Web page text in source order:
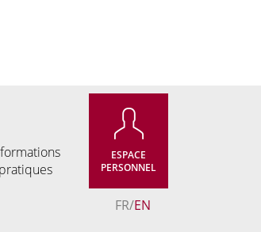
pratiques
ESPACE
PERSONNEL
FR EN